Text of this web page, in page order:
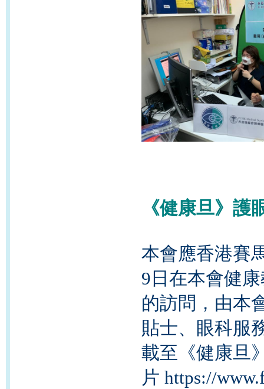
《健康旦》護
本會應香港賽
9日在本會健
的訪問，由本
貼士、眼科服
載至
《健康旦
片 https://